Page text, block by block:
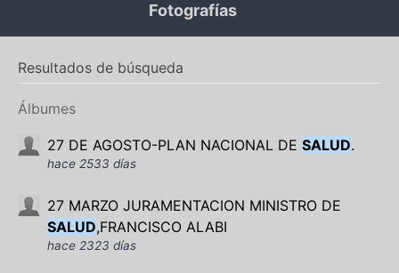
Fotografías
Resultados de búsqueda
Álbumes
27 DE AGOSTO-PLAN NACIONAL DE SALUD.
hace 2533 días
27 MARZO JURAMENTACION MINISTRO DE
SALUD,FRANCISCO ALABI
hace 2323 días